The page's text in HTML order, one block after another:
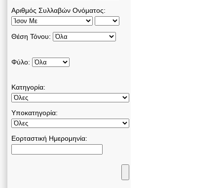
Αριθμός Συλλαβών Ονόματος:
Θέση Τόνου:
Φύλο:
Κατηγορία:
Υποκατηγορία:
Εορταστική Ημερομηνία: